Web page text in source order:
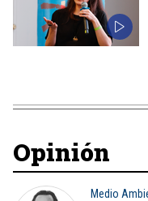
Opinión
Medio